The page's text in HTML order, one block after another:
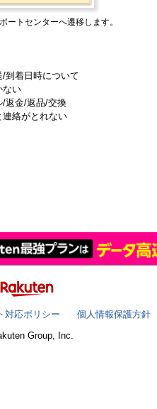
ートセンターへ遷移します。
/到着日時について
ない
/返金/返品/交換
連絡がとれない
対応ポリシー
個人情報保護方針
Group, Inc.